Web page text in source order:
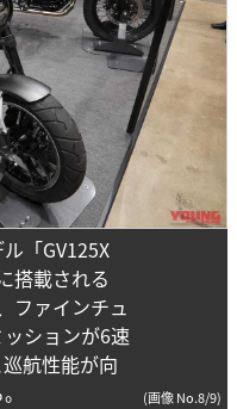
「GV125X
搭載される
ファインチュ
ションが6速
航性能が向
(画像 No.8/9)